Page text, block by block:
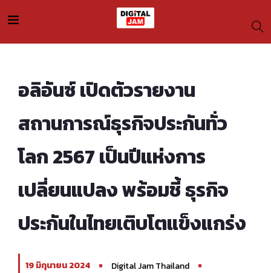
อลิอันซ์ เปิดตัวรายงาน
สถานการณ์ธุรกิจประกันทั่ว
โลก 2567 เป็นปีแห่งการ
เปลี่ยนแปลง พร้อมชี้ ธุรกิจ
ประกันในไทยเติบโตแข็งแกร่ง
19 มิถุนายน 2024
Digital Jam Thailand